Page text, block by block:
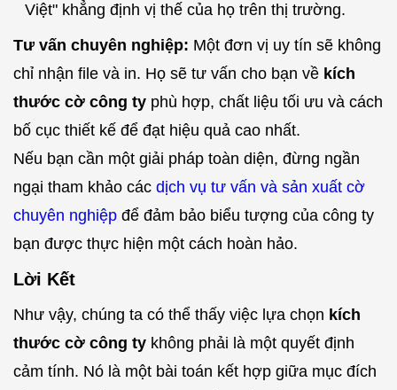
Việt" khẳng định vị thế của họ trên thị trường.
Tư vấn chuyên nghiệp: Một đơn vị uy tín sẽ không
chỉ nhận file và in. Họ sẽ tư vấn cho bạn về kích
thước cờ công ty phù hợp, chất liệu tối ưu và cách
bố cục thiết kế để đạt hiệu quả cao nhất.
Nếu bạn cần một giải pháp toàn diện, đừng ngần
ngại tham khảo các dịch vụ tư vấn và sản xuất cờ
chuyên nghiệp để đảm bảo biểu tượng của công ty
bạn được thực hiện một cách hoàn hảo.
Lời Kết
Như vậy, chúng ta có thể thấy việc lựa chọn kích
thước cờ công ty không phải là một quyết định
cảm tính. Nó là một bài toán kết hợp giữa mục đích